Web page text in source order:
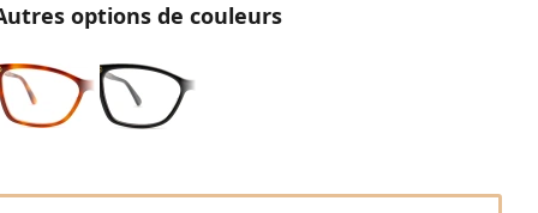
options de couleurs